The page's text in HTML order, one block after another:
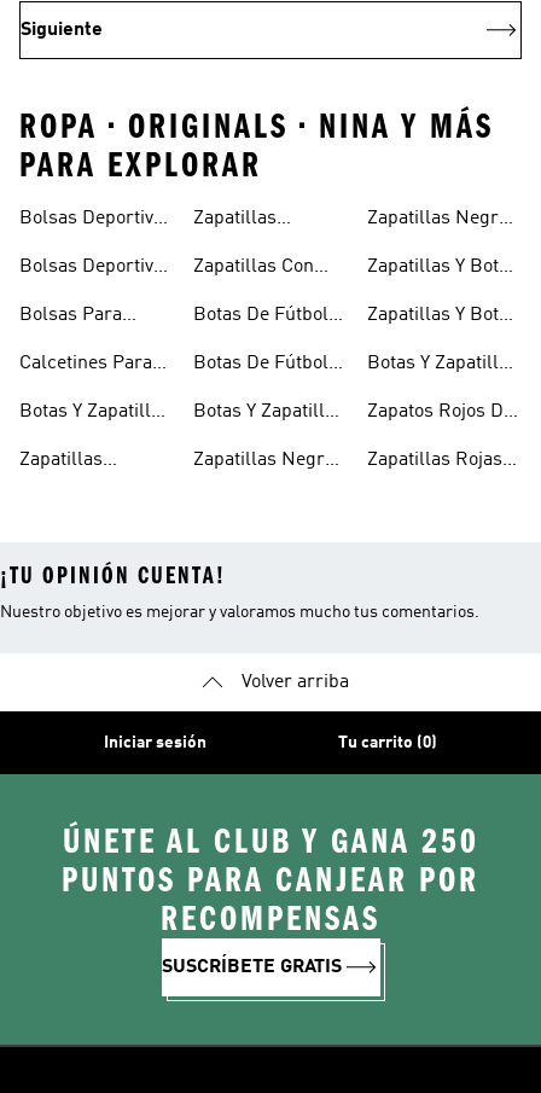
Siguiente
ROPA • ORIGINALS • NINA Y MÁS
PARA EXPLORAR
Bolsas Deportivas
Bolsas Deportivas
Bolsas Para
Calcetines Para
Botas Y Zapatillas
Zapatillas
Niñas
Zapatillas
Niños
Zapatillas Con
Niños
Botas De Fútbol
Botas De Fútbol
Botas Y Zapatillas
Niños
Zapatillas Negras
Zapatillas Negras
Zapatillas Y Botas
Zapatillas Y Botas
Botas Y Zapatillas
Zapatos Rojos De
Zapatillas Rojas
¡TU OPINIÓN CUENTA!
Nuestro objetivo es mejorar y valoramos mucho tus comentarios.
Volver arriba
Iniciar sesión Tu carrito (0)
ÚNETE AL CLUB Y GANA 250
PUNTOS PARA CANJEAR POR
RECOMPENSAS
SUSCRÍBETE GRATIS